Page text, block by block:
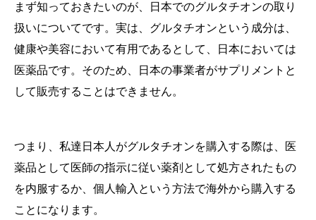
まず知っておきたいのが、日本でのグルタチオンの取り
扱いについてです。実は、グルタチオンという成分は、
健康や美容において有用であるとして、日本においては
医薬品です。そのため、日本の事業者がサプリメントと
して販売することはできません。
つまり、私達日本人がグルタチオンを購入する際は、医
薬品として医師の指示に従い薬剤として処方されたもの
を内服するか、個人輸入という方法で海外から購入する
ことになります。